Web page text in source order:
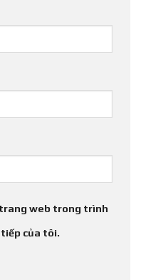
web trong trình
của tôi.